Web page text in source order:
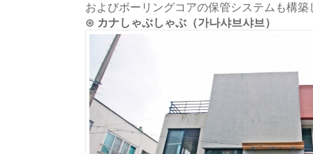
およびボーリングコアの保管システムも構築
⊙ カナしゃぶしゃぶ（가나샤브샤브）